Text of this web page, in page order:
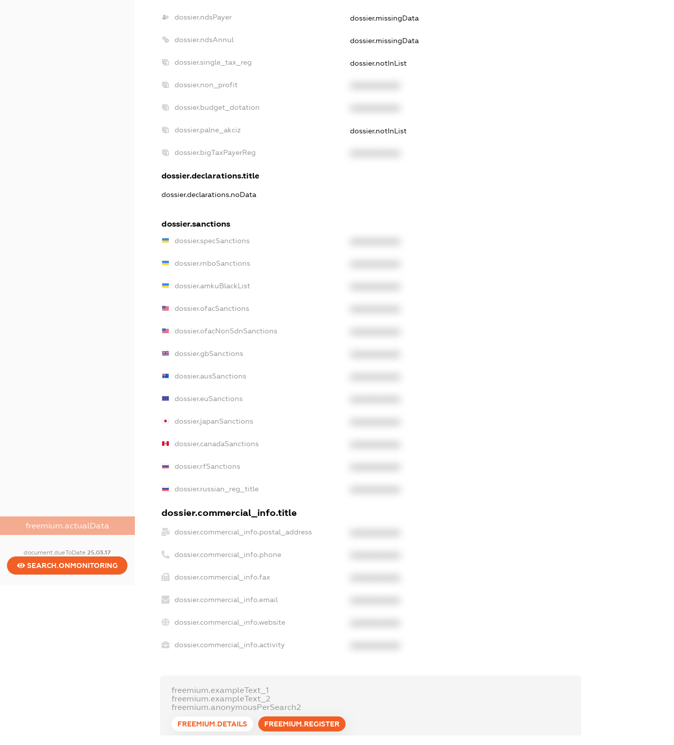
freemium.actualData
document.dueToDate25.03.17
SEARCH.ONMONITORING
dossier.ndsPayer dossier.missingData
dossier.ndsAnnul dossier.missingData
dossier.single_tax_reg dossier.notInList
dossier.non_profit
dossier.budget_dotation
dossier.palne_akciz dossier.notInList
dossier.bigTaxPayerReg
dossier.declarations.title
dossier.declarations.noData
dossier.sanctions
dossier.specSanctions
dossier.rnboSanctions
dossier.amkuBlackList
dossier.ofacSanctions
dossier.ofacNonSdnSanctions
dossier.gbSanctions
dossier.ausSanctions
dossier.euSanctions
dossier.japanSanctions
dossier.canadaSanctions
dossier.rfSanctions
dossier.russian_reg_title
dossier.commercial_info.title
dossier.commercial_info.postal_address
dossier.commercial_info.phone
dossier.commercial_info.fax
dossier.commercial_info.email
dossier.commercial_info.website
dossier.commercial_info.activity
freemium.exampleText_1
freemium.exampleText_2
freemium.anonymousPerSearch2
FREEMIUM.DETAILS FREEMIUM.REGISTER